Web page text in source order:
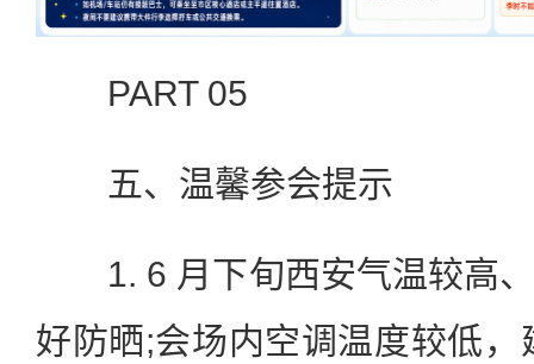
PART 05
五、温馨参会提示
1. 6 月下旬西安气温较高、
好防晒;会场内空调温度较低